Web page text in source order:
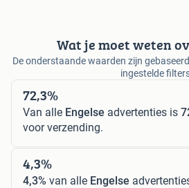
Wat je moet weten
De onderstaande waarden zijn
ingestelde
72,3%
Van alle Engelse advertenties is
voor verzending.
4,3%
4,3% van alle Engelse